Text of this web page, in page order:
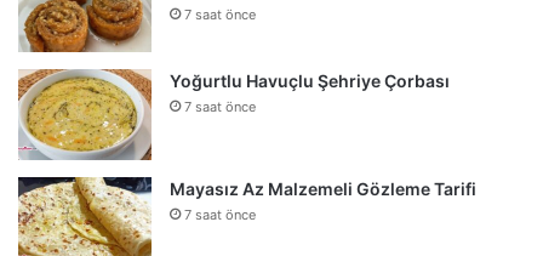
7 saat önce
Yoğurtlu Havuçlu Şehriye Çorbası
7 saat önce
Mayasız Az Malzemeli Gözleme Tarifi
7 saat önce